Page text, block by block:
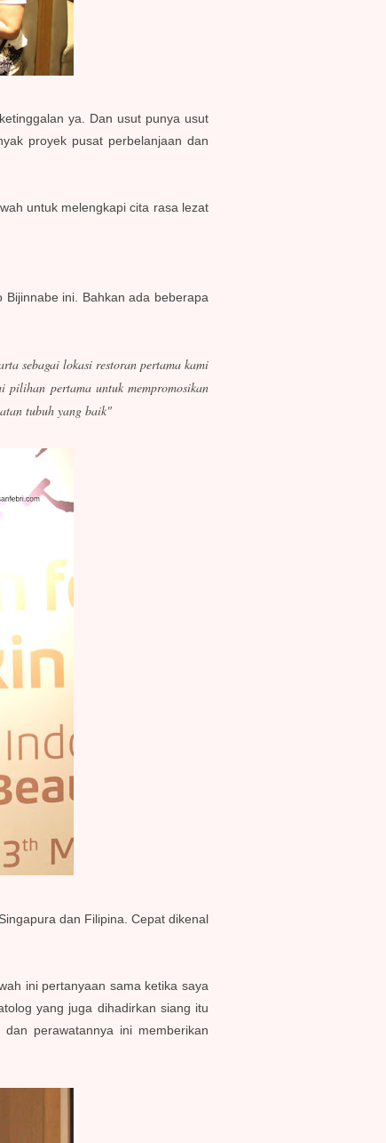
ya. Dan usut punya usut
proyek pusat perbelanjaan dan
untuk melengkapi cita rasa lezat
ini. Bahkan ada beberapa
sebagai lokasi restoran pertama kami
pilihan pertama untuk mempromosikan
tubuh yang baik"
dan Filipina. Cepat dikenal
ini pertanyaan sama ketika saya
yang juga dihadirkan siang itu
perawatannya ini memberikan